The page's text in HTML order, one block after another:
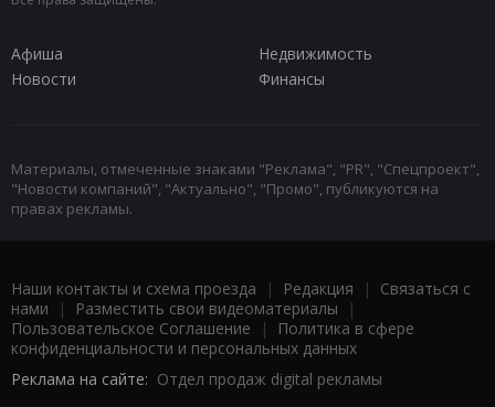
Афиша
Недвижимость
Новости
Финансы
Материалы, отмеченные знаками "Реклама", "PR", "Спецпроект",
"Новости компаний", "Актуально", "Промо", публикуются на
правах рекламы.
Наши контакты и схема проезда | Редакция | Связаться с
нами | Разместить свои видеоматериалы |
Пользовательское Соглашение |
Политика в сфере
конфиденциальности и персональных данных
Реклама на сайте: Отдел продаж digital рекламы